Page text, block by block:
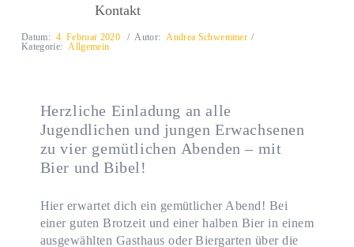
Kontakt
Bibel vom Fass
Datum: 4. Februar 2020 Autor:Andrea Schwemmer
Kategorie:Allgemein
Herzliche Einladung an alle
Jugendlichen und jungen Erwachsenen
zu vier gemütlichen Abenden – mit
Bier und Bibel!
Hier erwartet dich ein gemütlicher Abend! Bei
einer guten Brotzeit und einer halben Bier in einem
ausgewählten Gasthaus oder Biergarten über die